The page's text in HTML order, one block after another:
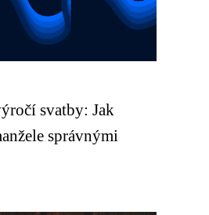
svatby: Jak
správnými